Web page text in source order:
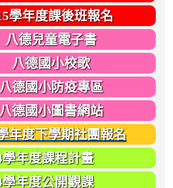
學年度課後班報名
八德兒童電子書
八德國小校歌
八德國小防疫專區
八德國小圖書網站
年度下學期社團報名
學年度課程計畫
學年度公開觀課